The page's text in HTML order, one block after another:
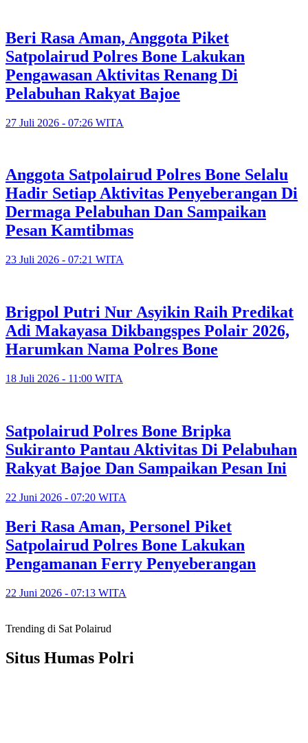
Beri Rasa Aman, Anggota Piket
Satpolairud Polres Bone Lakukan
Pengawasan Aktivitas Renang Di
Pelabuhan Rakyat Bajoe
27 Juli 2026 - 07:26 WITA
Anggota Satpolairud Polres Bone Selalu
Hadir Setiap Aktivitas Penyeberangan Di
Dermaga Pelabuhan Dan Sampaikan
Pesan Kamtibmas
23 Juli 2026 - 07:21 WITA
Brigpol Putri Nur Asyikin Raih Predikat
Adi Makayasa Dikbangspes Polair 2026,
Harumkan Nama Polres Bone
18 Juli 2026 - 11:00 WITA
Satpolairud Polres Bone Bripka
Sukiranto Pantau Aktivitas Di Pelabuhan
Rakyat Bajoe Dan Sampaikan Pesan Ini
22 Juni 2026 - 07:20 WITA
Beri Rasa Aman, Personel Piket
Satpolairud Polres Bone Lakukan
Pengamanan Ferry Penyeberangan
22 Juni 2026 - 07:13 WITA
Trending di Sat Polairud
Situs Humas Polri